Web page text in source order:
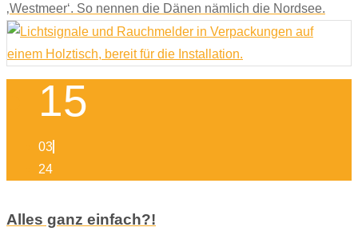
‚Westmeer‘. So nennen die Dänen nämlich die Nordsee.
15
03
24
Alles ganz einfach?!